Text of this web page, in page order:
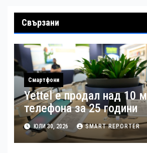
Свързани
Смартфони
Yettel е продал над 10
телефона за 25 години
ЮЛИ 30, 2026 SMART REPORTER